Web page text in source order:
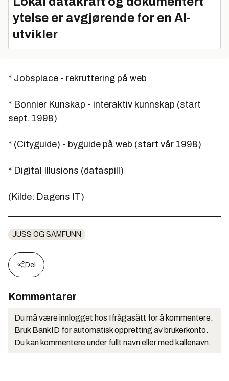
ytelse er avgjørende for en AI-
utvikler
* Jobsplace - rekruttering på web
* Bonnier Kunskap - interaktiv kunnskap (start
sept. 1998)
* (Cityguide) - byguide på web (start vår 1998)
* Digital Illusions (dataspill)
(Kilde: Dagens IT)
JUSS OG SAMFUNN
Del
Kommentarer
Du må være innlogget hos Ifrågasätt for å kommentere.
Bruk BankID for automatisk oppretting av brukerkonto.
Du kan kommentere under fullt navn eller med kallenavn.